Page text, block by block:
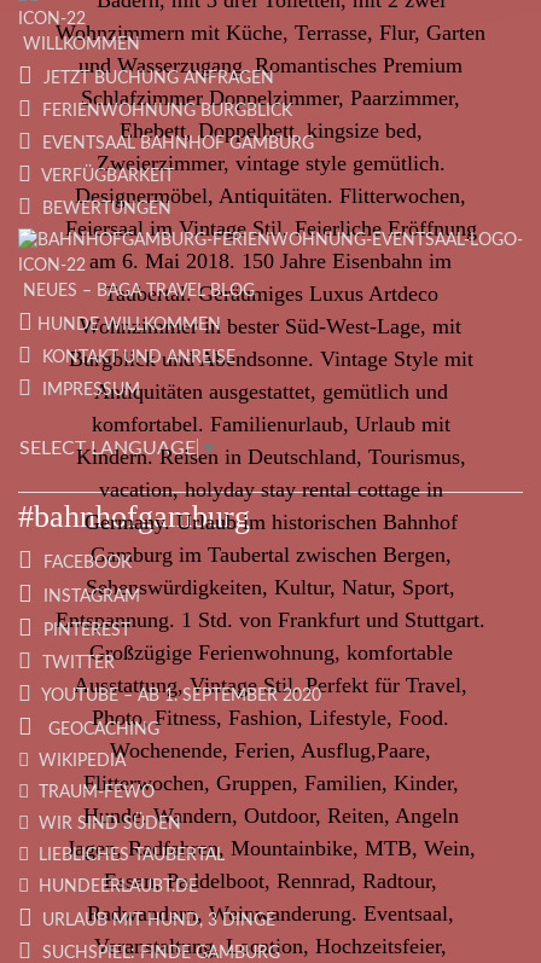
WILLKOMMEN
JETZT BUCHUNG ANFRAGEN
FERIENWOHNUNG BURGBLICK
EVENTSAAL BAHNHOF GAMBURG
VERFÜGBARKEIT
BEWERTUNGEN
NEUES – BAGA TRAVEL BLOG
HUNDE WILLKOMMEN
KONTAKT UND ANREISE
IMPRESSUM
SELECT LANGUAGE ▼
#bahnhofgamburg
FACEBOOK
INSTAGRAM
PINTEREST
TWITTER
YOUTUBE – AB 1. SEPTEMBER 2020
GEOCACHING
WIKIPEDIA
TRAUM-FEWO
WIR SIND SÜDEN
LIEBLICHES TAUBERTAL
HUNDEERLAUBT.DE
URLAUB MIT HUND, 3 DINGE
SUCHSPIEL: FINDE GAMBURG